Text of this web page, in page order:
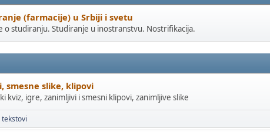
(farmacije) u Srbiji i svetu
o studiranju. Studiranje u inostranstvu. Nostrifikacija.
smesne slike, klipovi
kviz, igre, zanimljivi i smesni klipovi, zanimljive slike